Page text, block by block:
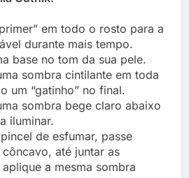
em todo o rosto para a
durante mais tempo.
base no tom da sua pele.
sombra cintilante em toda
um “gatinho” no final.
sombra bege claro abaixo
iluminar.
de esfumar, passe
até juntar as
a mesma sombra